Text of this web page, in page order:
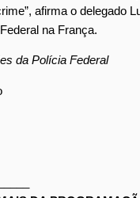
afirma o delegado
na França.
da Polícia Federal